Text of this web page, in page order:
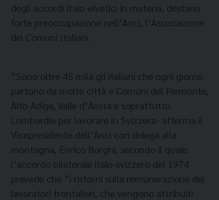
degli accordi italo-elvetici in materia, destano
forte preoccupazione nell’Anci, l’Associazione
dei Comuni Italiani.
“Sono oltre 45 mila gli italiani che ogni giorno
partono da molte città e Comuni del Piemonte,
Alto Adige, Valle d’Aosta e soprattutto
Lombardia per lavorare in Svizzera- afferma il
Vicepresidente dell’Anci con delega alla
montagna, Enrico Borghi, secondo il quale
l’accordo bilaterale italo-svizzero del 1974
prevede che “i ristorni sulla remunerazione dei
lavoratori frontalieri, che vengono attribuiti